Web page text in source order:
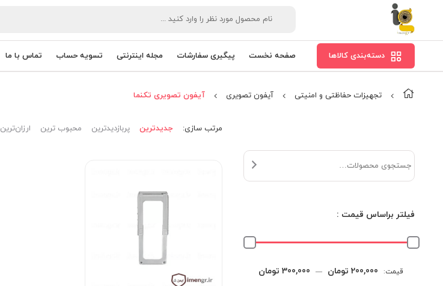
دسته‌بندی کالاها صفحه نخست پیگیری سفارشات مجله اینترنتی تسویه حساب تماس با ما
تجهیزات حفاظتی و امنیتی آیفون تصویری آیفون تصویری تکنما
فیلتر براساس قیمت :
حداقل
حداكثر
قيمت: 200,000 تومان — 300,000 تومان
مرتب‌ سازی: جدیدترین پربازدیدترین محبوب ترین ارزان‌ترین